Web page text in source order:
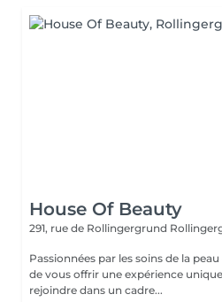
House Of Beauty
291, rue de Rollingergrund
Passionnées par les soins de la
de vous offrir une expérience
rejoindre dans un cadre...